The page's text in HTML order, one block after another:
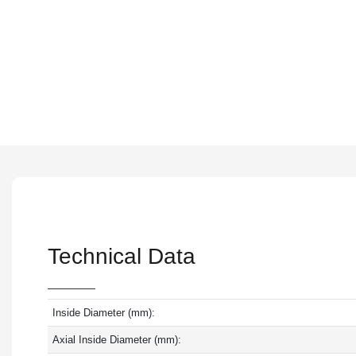
Technical Data
Inside Diameter (mm):
Axial Inside Diameter (mm):